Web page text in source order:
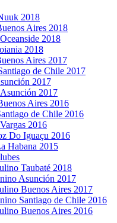
2018
Aires 2018
2018
2018
Aires 2017
de Chile 2017
2017
2017
Aires 2016
de Chile 2016
2016
Do Iguaçu 2016
Habana 2015
Taubaté 2018
Asunción 2017
Buenos Aires 2017
Santiago de Chile 2016
Buenos Aires 2016